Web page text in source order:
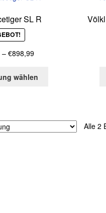
SL R
–€898,99Preisspanne:
bis
wählen
Alle 2